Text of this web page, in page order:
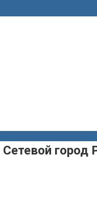
город